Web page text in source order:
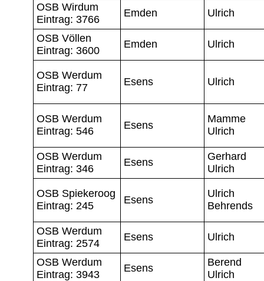
OSB Wirdum
Eintrag: 3766
Emden Ulrich
OSB Völlen
Eintrag: 3600
Emden Ulrich
OSB Werdum
Eintrag: 77
Esens Ulrich
OSB Werdum
Eintrag: 546
Esens
Mamme
Ulrich
OSB Werdum
Eintrag: 346
Esens
Gerhard
Ulrich
OSB Spiekeroog
Eintrag: 245
Esens
Ulrich
Behrends
OSB Werdum
Eintrag: 2574
Esens Ulrich
OSB Werdum
Eintrag: 3943
Esens
Berend
Ulrich